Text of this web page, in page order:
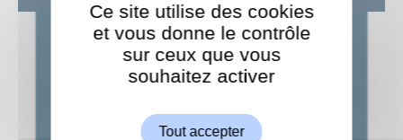
ShareThis est désactivé.
Ce site utilise des cookies
et vous donne le contrôle
sur ceux que vous
souhaitez activer
Tout accepter